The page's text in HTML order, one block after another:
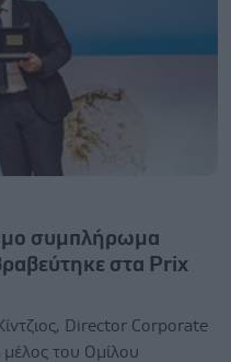
συμπλήρωμα
στα Prix
Director Corporate
του Ομίλου